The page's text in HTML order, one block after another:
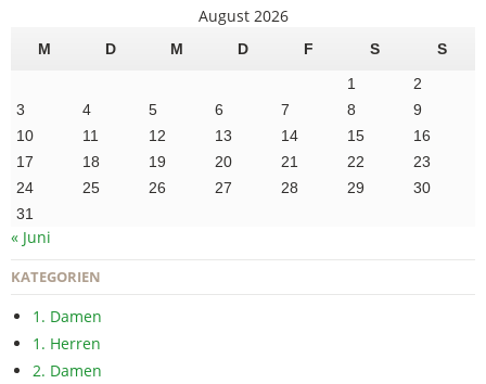
August 2026
M D M D F S
S
1
2
3
4 5 6 7 8
9
10
11 12 13 14 15
16
17
18 19 20 21 22
23
24
25 26 27 28 29
30
31
« Juni
KATEGORIEN
1. Damen
1. Herren
2. Damen